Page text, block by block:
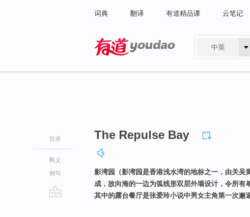
词典 翻译 有道精品课 云笔记
中英
目录
释义
例句
The Repulse Bay
影湾园（影湾园是香港浅水湾的地标之一，由关
成，故向海的一边为弧线形双层外墙设计，令所有
其中的露台餐厅是张爱玲小说中男女主角第一次邂